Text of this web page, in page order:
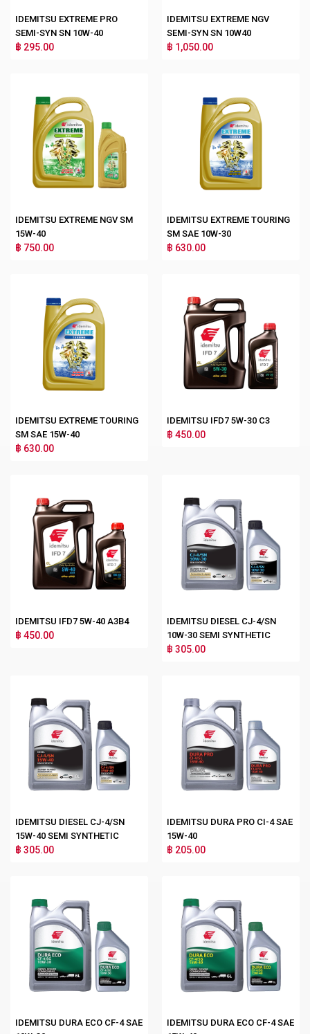
IDEMITSU EXTREME PRO
SEMI-SYN SN 10W-40
฿ 295.00
IDEMITSU EXTREME NGV
SEMI-SYN SN 10W40
฿ 1,050.00
IDEMITSU EXTREME NGV SM
15W-40
฿ 750.00
IDEMITSU EXTREME TOURING
SM SAE 10W-30
฿ 630.00
IDEMITSU EXTREME TOURING
SM SAE 15W-40
฿ 630.00
IDEMITSU IFD7 5W-30 C3
฿ 450.00
IDEMITSU IFD7 5W-40 A3B4
฿ 450.00
IDEMITSU DIESEL CJ-4/SN
10W-30 SEMI SYNTHETIC
฿ 305.00
IDEMITSU DIESEL CJ-4/SN
15W-40 SEMI SYNTHETIC
฿ 305.00
IDEMITSU DURA PRO CI-4 SAE
15W-40
฿ 205.00
IDEMITSU DURA ECO CF-4 SAE
IDEMITSU DURA ECO CF-4 SAE